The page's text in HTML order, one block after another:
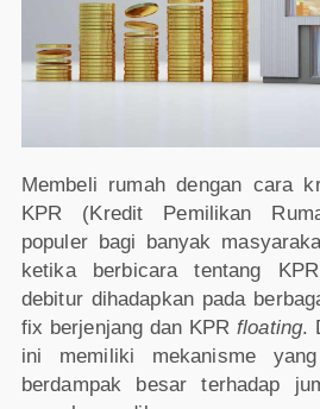
Membeli rumah dengan cara
KPR (Kredit Pemilikan
populer bagi banyak
ketika berbicara tentang
debitur dihadapkan pada
fix berjenjang dan KPRfloating.
ini memiliki mekanisme
berdampak besar terhadap